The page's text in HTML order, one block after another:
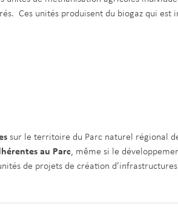
Ces unités produisent du biogaz qui est
sur le territoire du Parc naturel régional
au Parc, même si le
de projets de création